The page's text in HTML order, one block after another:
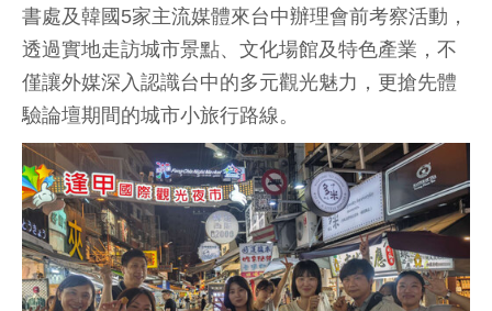
書處及韓國5家主流媒體來台中辦理會前考察活動，
透過實地走訪城市景點、文化場館及特色產業，不
僅讓外媒深入認識台中的多元觀光魅力，更搶先體
驗論壇期間的城市小旅行路線。